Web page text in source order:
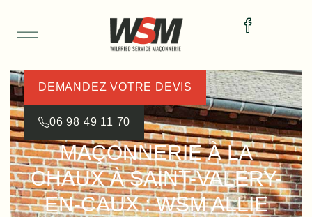
DEMANDEZ VOTRE DEVIS
06 98 49 11 70
MAÇONNERIE À LA
CHAUX À SAINT-VALERY-
EN-CAUX : WSM ALLIE